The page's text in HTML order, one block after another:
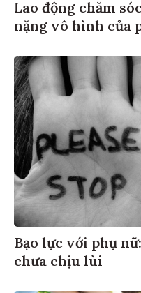
Lao động chăm
nặng vô hình của
Bạo lực với phụ
chưa chịu lùi